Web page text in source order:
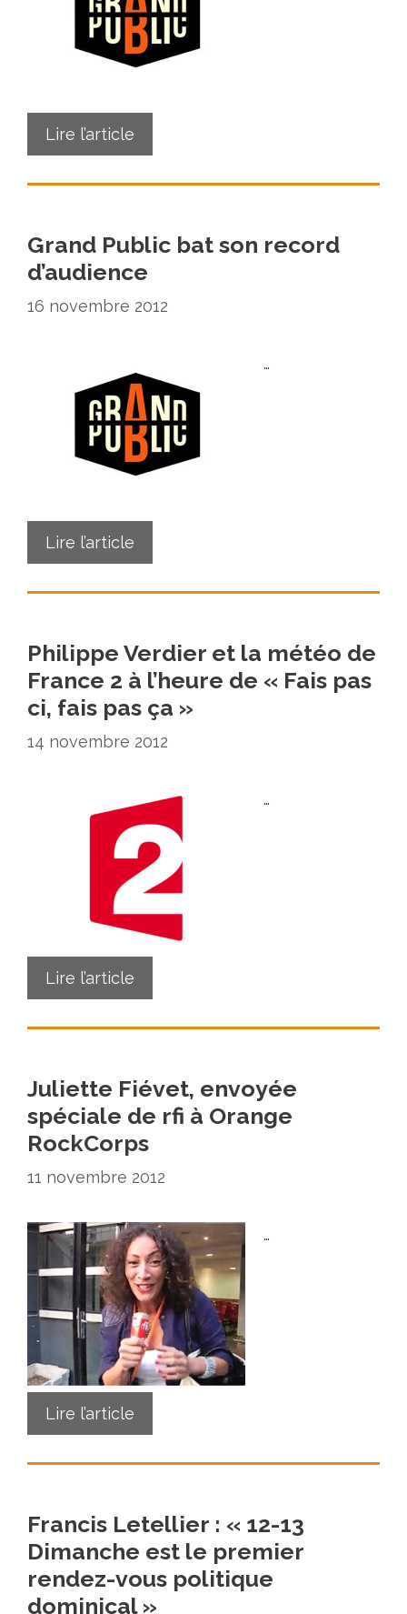
Lire l’article
Grand Public bat son record
d’audience
16 novembre 2012
…
Lire l’article
Philippe Verdier et la météo de
France 2 à l’heure de « Fais pas
ci, fais pas ça »
14 novembre 2012
…
Lire l’article
Juliette Fiévet, envoyée
spéciale de rfi à Orange
RockCorps
11 novembre 2012
…
Lire l’article
Francis Letellier : « 12-13
Dimanche est le premier
rendez-vous politique
dominical »